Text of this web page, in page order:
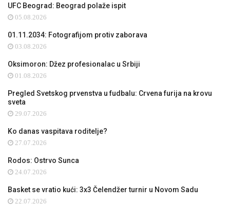
UFC Beograd: Beograd polaže ispit
05.08.2026
01.11.2034: Fotografijom protiv zaborava
03.08.2026
Oksimoron: Džez profesionalac u Srbiji
01.08.2026
Pregled Svetskog prvenstva u fudbalu: Crvena furija na krovu
sveta
29.07.2026
Ko danas vaspitava roditelje?
27.07.2026
Rodos: Ostrvo Sunca
24.07.2026
Basket se vratio kući: 3x3 Čelendžer turnir u Novom Sadu
22.07.2026